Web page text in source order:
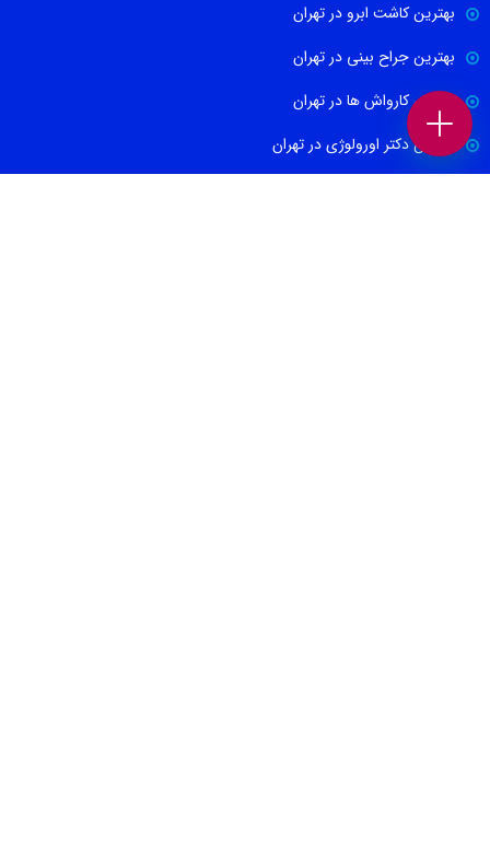
بهترین کاشت ابرو در تهران
بهترین جراح بینی در تهران
بهترین کارواش ها در تهران
بهترین دکتر اورولوژی در تهران